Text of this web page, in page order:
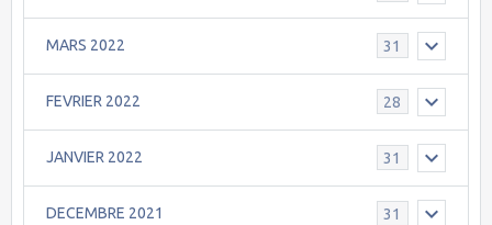
MARS 2022 31
FEVRIER 2022 28
JANVIER 2022 31
DECEMBRE 2021 31